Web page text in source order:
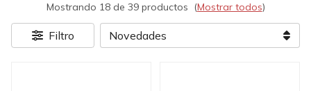
Mostrando 18 de 39 productos (Mostrar todos)
Filtro